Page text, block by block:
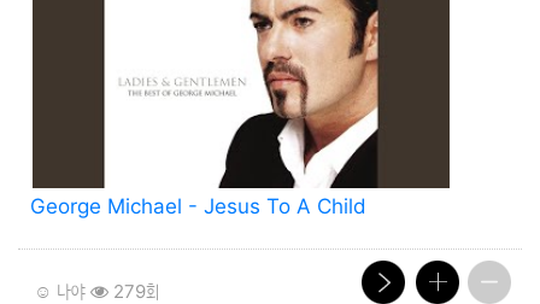
George Michael - Jesus To A Child
☺️ 나야 279회